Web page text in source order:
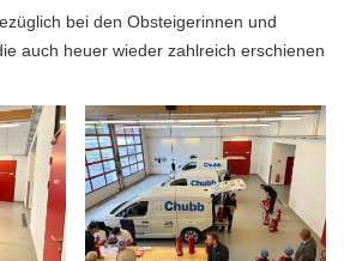
bei den Obsteigerinnen und
auch heuer wieder zahlreich erschienen